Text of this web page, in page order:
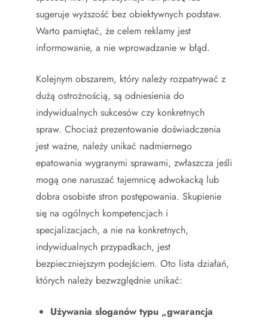
sugeruje wyższość bez obiektywnych podstaw.
Warto pamiętać, że celem reklamy jest
informowanie, a nie wprowadzanie w błąd.
Kolejnym obszarem, który należy rozpatrywać z
dużą ostrożnością, są odniesienia do
indywidualnych sukcesów czy konkretnych
spraw. Chociaż prezentowanie doświadczenia
jest ważne, należy unikać nadmiernego
epatowania wygranymi sprawami, zwłaszcza jeśli
mogą one naruszać tajemnicę adwokacką lub
dobra osobiste stron postępowania. Skupienie
się na ogólnych kompetencjach i
specjalizacjach, a nie na konkretnych,
indywidualnych przypadkach, jest
bezpieczniejszym podejściem. Oto lista działań,
których należy bezwzględnie unikać:
Używania sloganów typu „gwarancja